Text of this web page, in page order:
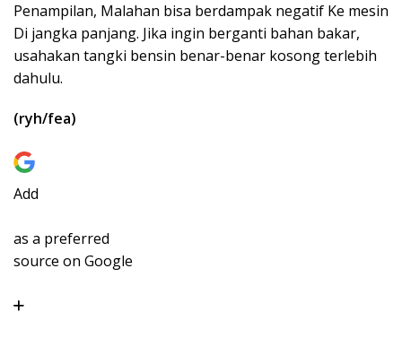
Penampilan, Malahan bisa berdampak negatif Ke mesin
Di jangka panjang. Jika ingin berganti bahan bakar,
usahakan tangki bensin benar-benar kosong terlebih
dahulu.
(ryh/fea)
Add
as a preferred
source on Google